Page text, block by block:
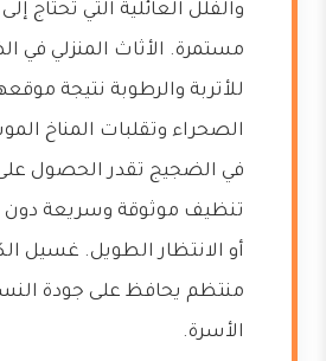
والفلل العائلية التي تحتاج
مستمرة. الأثاث المنزلي في
للأتربة والرطوبة نتيجة
الصحراء وتقلبات المناخ
في الضجيج تقدر الحصول
تنظيف موثوقة وسريعة دون
أو الانتظار الطويل. غسيل
منتظم يحافظ على جودة
الأسرة.